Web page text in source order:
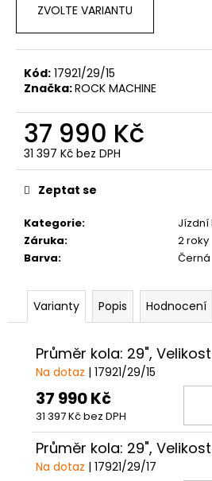
ZVOLTE VARIANTU
Kód: 17921/29/15
Značka:ROCK MACHINE
37 990 Kč
31 397 Kč bez DPH
Měrná
cena:
Kategorie:
Jízdní
Záruka:
2 roky
Barva: Černá
Zeptat se
Varianty Popis Hodnocení
Průměr kola: 29",
Na dotaz | 17921/29/15
37 990 Kč
31 397 Kč bez DPH
Průměr kola: 29",
Na dotaz | 17921/29/17
MRX
LIMAX
NX-
EAGLE
28
990
Kč